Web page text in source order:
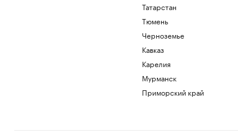
Татарстан
Тюмень
Черноземье
Кавказ
Карелия
Мурманск
Приморский край